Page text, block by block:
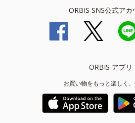
ORBIS SNS公式アカ
ORBIS アプリ
お買い物をもっと楽しく、